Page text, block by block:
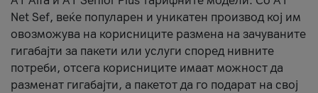
Net Sef, веќе популарен и уникатен производ кој им
овозможува на корисниците размена на зачуваните
гигабајти за пакети или услуги според нивните
потреби, отсега корисниците имаат можност да
разменат гигабајти, а пакетот да го подарат на свој